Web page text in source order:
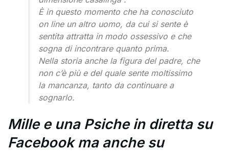
È in questo momento che ha conosciuto
on line un altro uomo, da cui si sente è
sentita attratta in modo ossessivo e che
sogna di incontrare quanto prima.
Nella storia anche la figura del padre, che
non c’è più e del quale sente moltissimo
la mancanza, tanto da continuare a
sognarlo.
Mille e una Psiche in diretta su
Facebook ma anche su